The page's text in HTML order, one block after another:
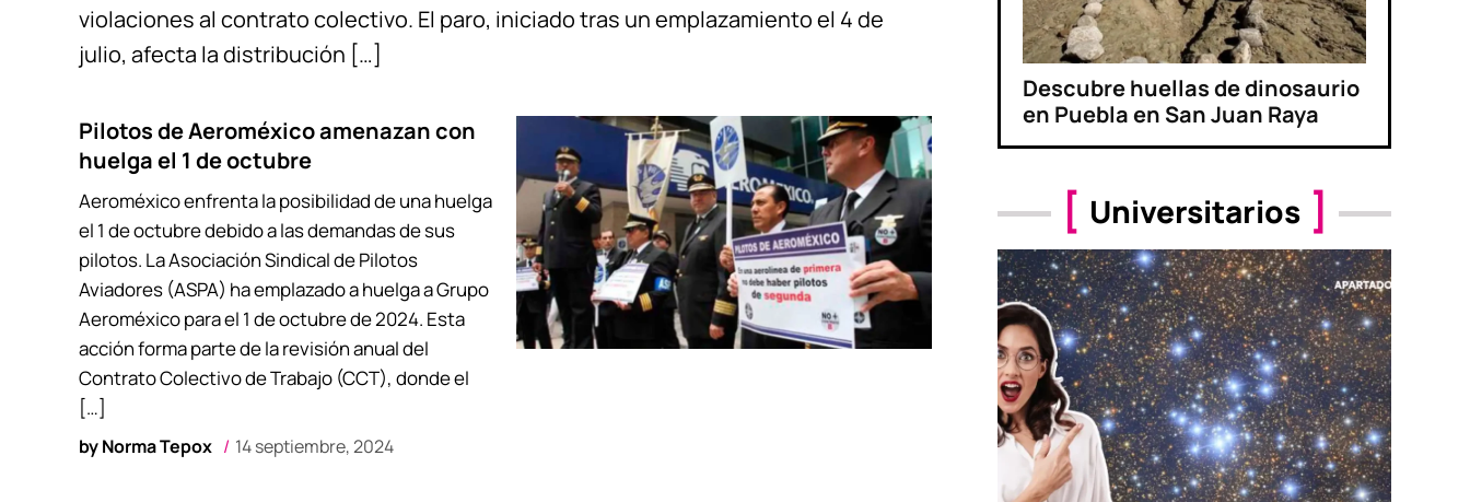
violaciones al contrato colectivo. El paro, iniciado tras un emplazamiento el 4 de
julio, afecta la distribución […]
Pilotos de Aeroméxico amenazan con
huelga el 1 de octubre
byNorma Tepox 14 septiembre, 2024
Aeroméxico enfrenta la posibilidad de una huelga
el 1 de octubre debido a las demandas de sus
pilotos. La Asociación Sindical de Pilotos
Aviadores (ASPA) ha emplazado a huelga a Grupo
Aeroméxico para el 1 de octubre de 2024. Esta
acción forma parte de la revisión anual del
Contrato Colectivo de Trabajo (CCT), donde el
[…]
Descubre huellas de dinosaurio
en Puebla en San Juan Raya
Universitarios